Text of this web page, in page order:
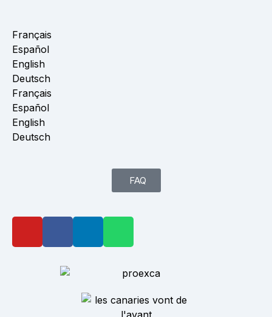
Français
Español
English
Deutsch
Français
Español
English
Deutsch
FAQ